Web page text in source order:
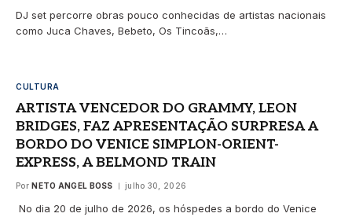
DJ set percorre obras pouco conhecidas de artistas nacionais
como Juca Chaves, Bebeto, Os Tincoãs,…
CULTURA
ARTISTA VENCEDOR DO GRAMMY, LEON
BRIDGES, FAZ APRESENTAÇÃO SURPRESA A
BORDO DO VENICE SIMPLON-ORIENT-
EXPRESS, A BELMOND TRAIN
Por NETO ANGEL BOSS julho 30, 2026
No dia 20 de julho de 2026, os hóspedes a bordo do Venice